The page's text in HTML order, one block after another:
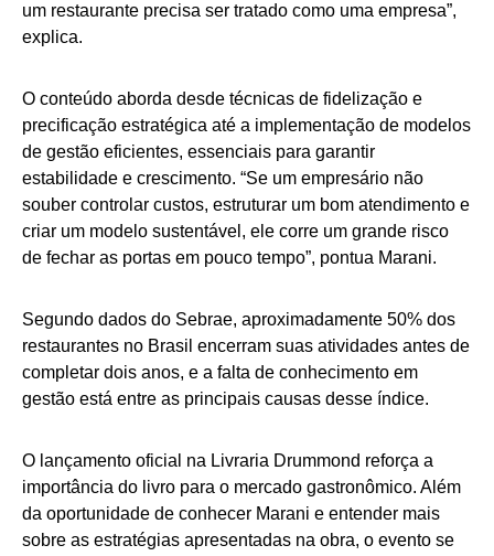
um restaurante precisa ser tratado como uma empresa”,
explica.
O conteúdo aborda desde técnicas de fidelização e
precificação estratégica até a implementação de modelos
de gestão eficientes, essenciais para garantir
estabilidade e crescimento. “Se um empresário não
souber controlar custos, estruturar um bom atendimento e
criar um modelo sustentável, ele corre um grande risco
de fechar as portas em pouco tempo”, pontua Marani.
Segundo dados do Sebrae, aproximadamente 50% dos
restaurantes no Brasil encerram suas atividades antes de
completar dois anos, e a falta de conhecimento em
gestão está entre as principais causas desse índice.
O lançamento oficial na Livraria Drummond reforça a
importância do livro para o mercado gastronômico. Além
da oportunidade de conhecer Marani e entender mais
sobre as estratégias apresentadas na obra, o evento se